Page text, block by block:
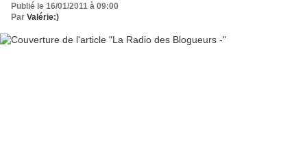
Publié le 16/01/2011 à 09:00
Par Valérie:)